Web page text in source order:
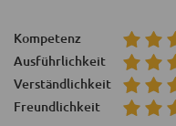
Kompetenz
Ausführlichkeit
Verständlichkeit
Freundlichkeit